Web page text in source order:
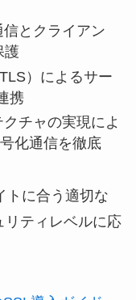
とクライアン
護
）によるサー
携
チャの実現によ
化通信を徹底
トに合う適切な
リティレベルに応